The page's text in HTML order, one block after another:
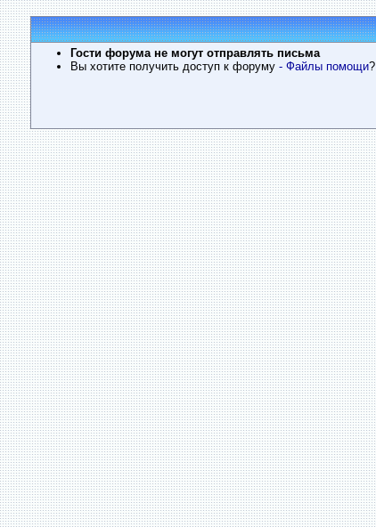
Гости форума не могут отправлять письма
Вы хотите получить доступ к форуму - Файлы помощи?